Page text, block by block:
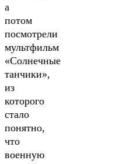
а
потом
посмотрели
мультфильм
«Солнечные
танчики»,
из
которого
стало
понятно,
что
военную